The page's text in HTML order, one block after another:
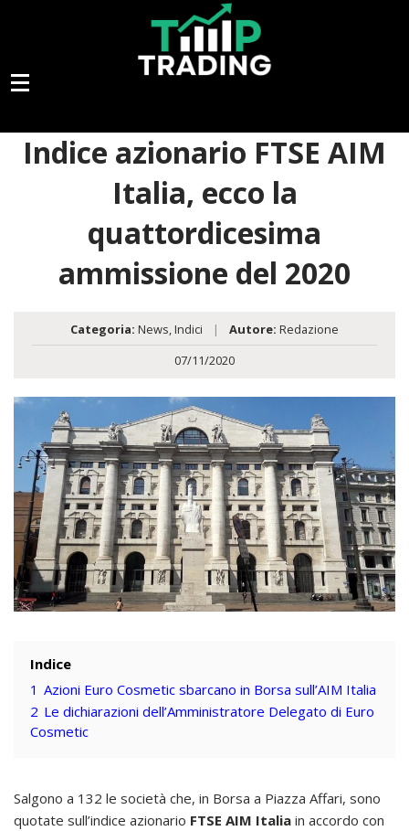
Indice azionario FTSE AIM
Italia, ecco la
quattordicesima
ammissione del 2020
Categoria: News,Indici | Autore: Redazione
07/11/2020
Indice
1 Azioni Euro Cosmetic sbarcano in Borsa sull’AIM Italia
2 Le dichiarazioni dell’Amministratore Delegato di Euro
Cosmetic
Salgono a 132 le società che, in Borsa a Piazza Affari, sono
quotate sull’indice azionario FTSE AIM Italia in accordo con